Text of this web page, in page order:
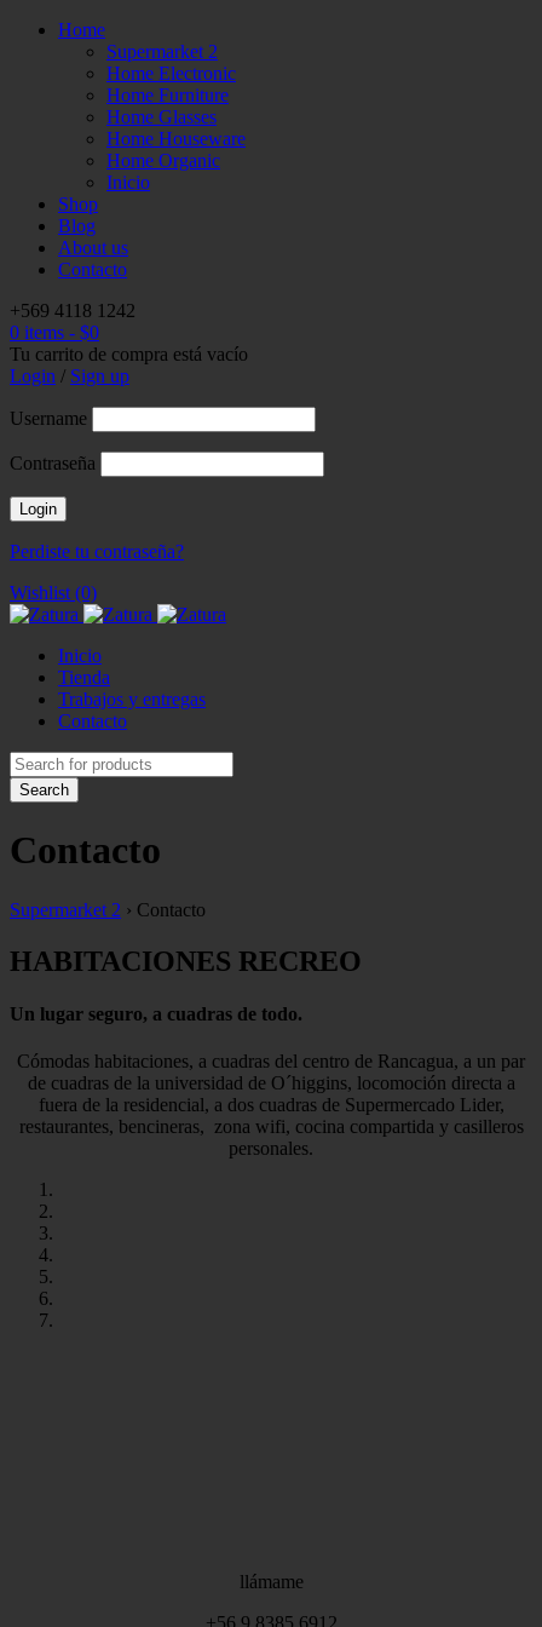
Home
Supermarket 2
Home Electronic
Home Furniture
Home Glasses
Home Houseware
Home Organic
Inicio
Shop
Blog
About us
Contacto
+569 4118 1242
0 items - $0
Tu carrito de compra está vacío
Login / Sign up
Username
Contraseña
Perdiste tu contraseña?
Wishlist (0)
Inicio
Tienda
Trabajos y entregas
Contacto
Contacto
Supermarket 2 › Contacto
HABITACIONES RECREO
Un lugar seguro, a cuadras de todo.
Cómodas habitaciones, a cuadras del centro de Rancagua, a un par
de cuadras de la universidad de O´higgins, locomoción directa a
fuera de la residencial, a dos cuadras de Supermercado Lider,
restaurantes, bencineras, zona wifi, cocina compartida y casilleros
personales.
llámame